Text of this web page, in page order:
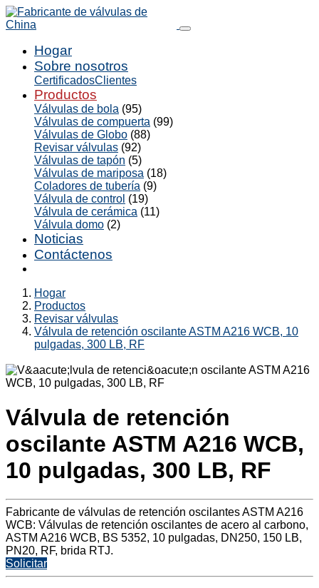
Hogar
Sobre nosotros
CertificadosClientes
Productos
Válvulas de bola (95)
Válvulas de compuerta (99)
Válvulas de Globo (88)
Revisar válvulas (92)
Válvulas de tapón (5)
Válvulas de mariposa (18)
Coladores de tubería (9)
Válvula de control (19)
Válvula de cerámica (11)
Válvula domo (2)
Noticias
Contáctenos
Hogar
Productos
Revisar válvulas
Válvula de retención oscilante ASTM A216 WCB, 10
pulgadas, 300 LB, RF
Válvula de retención
oscilante ASTM A216 WCB,
10 pulgadas, 300 LB, RF
Fabricante de válvulas de retención oscilantes ASTM A216
WCB: Válvulas de retención oscilantes de acero al carbono,
ASTM A216 WCB, BS 5352, 10 pulgadas, DN250, 150 LB,
PN20, RF, brida RTJ.
Solicitar